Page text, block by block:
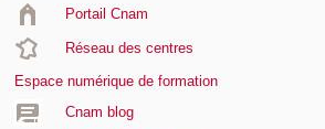
Portail Cnam
Réseau des centres
Espace numérique de formation
Cnam blog